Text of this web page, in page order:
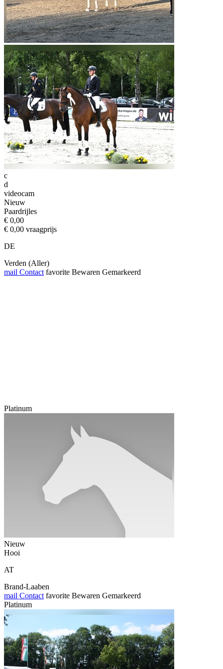
c
d
videocam
Nieuw
Paardrijles
€ 0,00
€ 0,00 vraagprijs
DE
Verden (Aller)
mail Contact favorite Bewaren Gemarkeerd
Platinum
Nieuw
Hooi
AT
Brand-Laaben
mail Contact favorite Bewaren Gemarkeerd
Platinum